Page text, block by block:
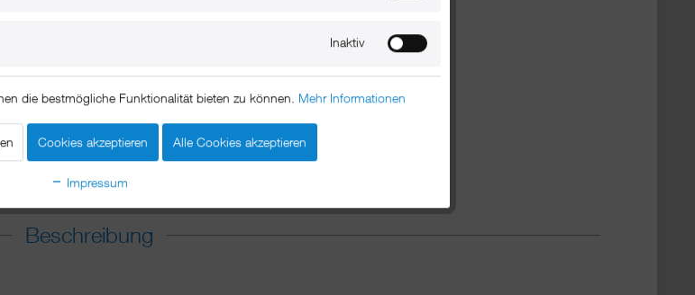
Beschreibung
Inaktiv
die bestmögliche Funktionalität bieten zu können. Mehr Informationen
Cookies akzeptieren Alle Cookies akzeptieren
Impressum